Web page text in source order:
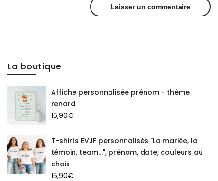
La boutique
Affiche personnalisée prénom - thème
renard
16,90€
T-shirts EVJF personnalisés "La mariée, la
témoin, team...", prénom, date, couleurs au
choix
16,90€